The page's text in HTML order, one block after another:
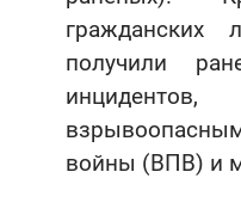
получили
войны (ВПВ) и